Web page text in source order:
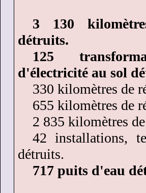
3 130
détruits.
125
d'électricité au sol
330 kilomètres de
655 kilomètres de
2 835 kilomètres
42 installations,
détruits.
717 puits d'eau